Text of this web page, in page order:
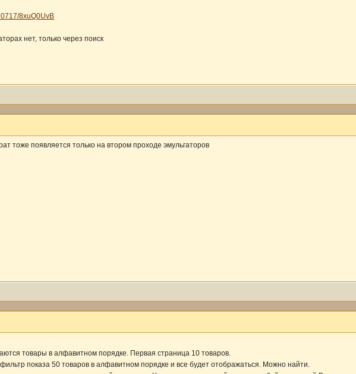
8xuQ0UvB
нет, только через поиск
тоже появляется только на втором проходе эмульгаторов
товары в алфавитном порядке. Первая страница 10 товаров.
показа 50 товаров в алфавитном порядке и все будет отображаться. Можно найти.